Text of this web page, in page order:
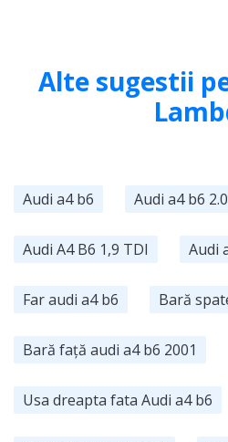
Alte sugestii
Audi a4 b6 Audi a4 b6
Audi A4 B6 1,9 TDI Audi
Far audi a4 b6 Bară
Bară față audi a4 b6 2001
Usa dreapta fata Audi a4 b6